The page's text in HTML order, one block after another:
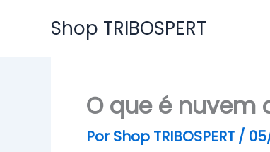
o
Shop TRIBOSPERT
O que é nuvem
PorShop TRIBOSPERT /